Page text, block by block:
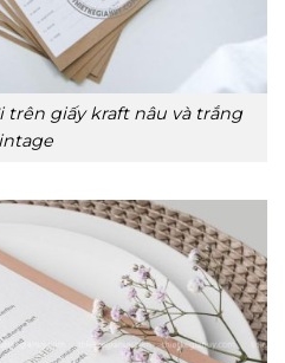
trên giấy kraft nâu và trắng